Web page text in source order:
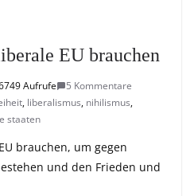
EU brauchen
Aufrufe
5 Kommentare
, liberalismus, nihilismus,
staaten
brauchen, um gegen
und den Frieden und